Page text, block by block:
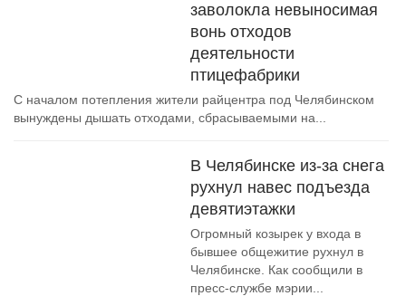
заволокла невыносимая
вонь отходов
деятельности
птицефабрики
С началом потепления жители райцентра под Челябинском
вынуждены дышать отходами, сбрасываемыми на...
В Челябинске из-за снега
рухнул навес подъезда
девятиэтажки
Огромный козырек у входа в
бывшее общежитие рухнул в
Челябинске. Как сообщили в
пресс-службе мэрии...